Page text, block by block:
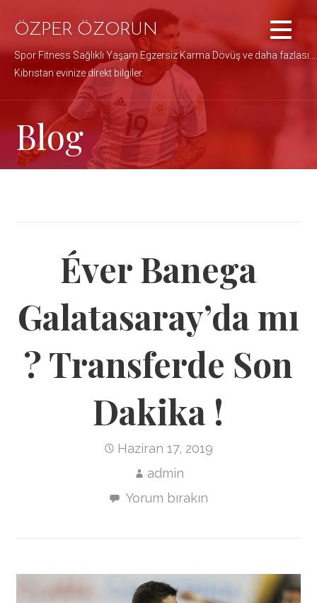
atlaÖZPER ÖZORUN
Spor Fitness Sağlıklı Yaşam Egzersiz Karma Dövüş ve daha fazlası...
Kıbrıstan evinize direkt bilgiler.
Blog
Éver Banega
Galatasaray’da mı
? Transferde Son
Dakika !
Haziran 17, 2019
admin
Yorum bırakın